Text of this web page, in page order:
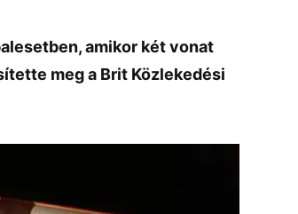
amikor két vonat
meg a Brit Közlekedési